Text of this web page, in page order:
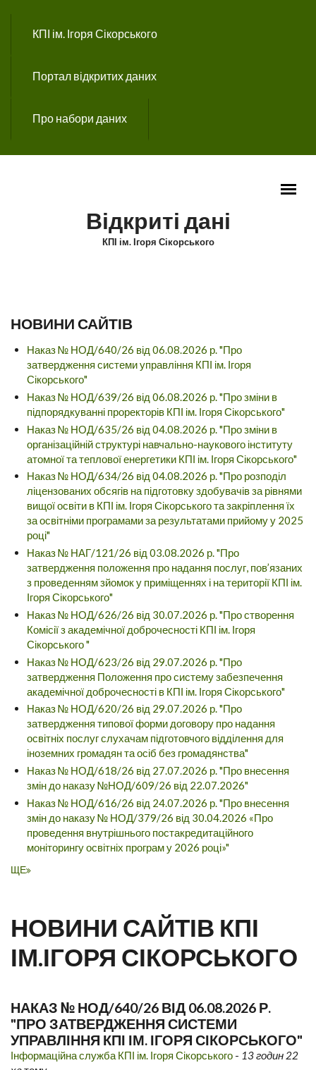
КПІ ім. Ігоря Сікорського
Портал відкритих даних
Про набори даних
Відкриті дані
КПІ ім. Ігоря Сікорського
НОВИНИ САЙТІВ
Наказ № НОД/640/26 від 06.08.2026 р. "Про
затвердження системи управління КПІ ім. Ігоря
Сікорського"
Наказ № НОД/639/26 від 06.08.2026 р. "Про зміни в
підпорядкуванні проректорів КПІ ім. Ігоря Сікорського"
Наказ № НОД/635/26 від 04.08.2026 р. "Про зміни в
організаційній структурі навчально-наукового інституту
атомної та теплової енергетики КПІ ім. Ігоря Сікорського"
Наказ № НОД/634/26 від 04.08.2026 р. "Про розподіл
ліцензованих обсягів на підготовку здобувачів за рівнями
вищої освіти в КПІ ім. Ігоря Сікорського та закріплення їх
за освітніми програмами за результатами прийому у 2025
році"
Наказ № НАГ/121/26 від 03.08.2026 р. "Про
затвердження положення про надання послуг, пов’язаних
з проведенням зйомок у приміщеннях і на території КПІ ім.
Ігоря Сікорського"
Наказ № НОД/626/26 від 30.07.2026 р. "Про створення
Комісії з академічної доброчесності КПІ ім. Ігоря
Сікорського "
Наказ № НОД/623/26 від 29.07.2026 р. "Про
затвердження Положення про систему забезпечення
академічної доброчесності в КПІ ім. Ігоря Сікорського"
Наказ № НОД/620/26 від 29.07.2026 р. "Про
затвердження типової форми договору про надання
освітніх послуг слухачам підготовчого відділення для
іноземних громадян та осіб без громадянства"
Наказ № НОД/618/26 від 27.07.2026 р. "Про внесення
змін до наказу №НОД/609/26 від 22.07.2026"
Наказ № НОД/616/26 від 24.07.2026 р. "Про внесення
змін до наказу № НОД/379/26 від 30.04.2026 «Про
проведення внутрішнього постакредитаційного
моніторингу освітніх програм у 2026 році»"
ЩЕ
НОВИНИ САЙТІВ КПІ
ІМ.ІГОРЯ СІКОРСЬКОГО
НАКАЗ № НОД/640/26 ВІД 06.08.2026 Р.
"ПРО ЗАТВЕРДЖЕННЯ СИСТЕМИ
УПРАВЛІННЯ КПІ ІМ. ІГОРЯ СІКОРСЬКОГО"
Інформаційна служба КПІ ім. Ігоря Сікорського - 13 годин 22